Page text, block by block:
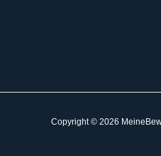
Copyright © 2026